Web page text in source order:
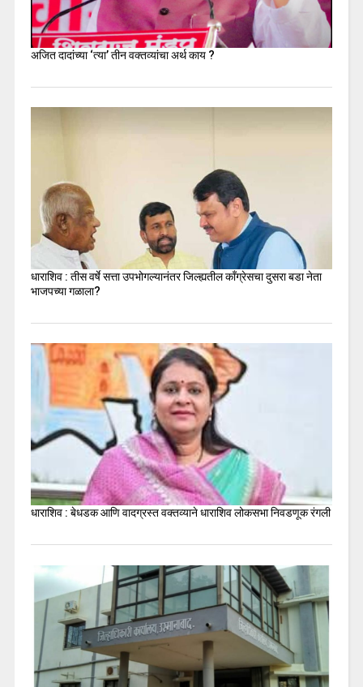
अजित दादांच्या ‘त्या’ तीन वक्तव्यांचा अर्थ काय ?
धाराशिव : तीस वर्षे सत्ता उपभोगल्यानंतर जिल्ह्यतील कॉंग्रेसचा दुसरा बडा नेता
भाजपच्या गळाला?
धाराशिव : बेधडक आणि वादग्रस्त वक्तव्याने धाराशिव लोकसभा निवडणूक रंगली